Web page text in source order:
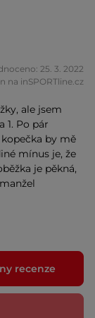
25. 3. 2022
na inSPORTline.cz
ale jsem
1. Po pár
by mě
mínus je, že
je pěkná,
recenze